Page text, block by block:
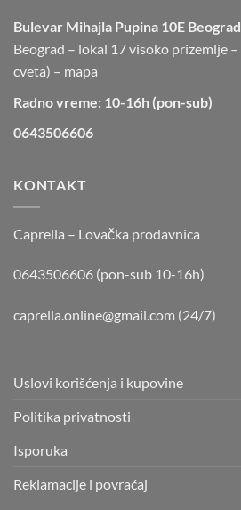
Bulevar Mihajla Pupina 10E Beograd
Beograd – lokal 17 visoko prizemlje
cveta) – mapa
Radno vreme: 10-16h (pon-sub)
0643506606
KONTAKT
Caprella – Lovačka prodavnica
0643506606 (pon-sub 10-16h)
caprella.online@gmail.com (24/7)
Uslovi korišćenja i kupovine
Politika privatnosti
Isporuka
Reklamacije i povraćaj